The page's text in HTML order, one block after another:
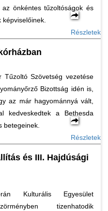
önkéntes tűzoltóságok és
Részletek
Tűzoltó Szövetség vezetése
Bizottság idén is,
az már hagyománnyá vált,
kedveskedtek a Bethesda
betegeinek.
Részletek
és III. Hajdúsági
Kulturális Egyesület
tizenhatodik